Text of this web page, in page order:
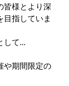
皆様とより深
目指していま
して...
や期間限定の